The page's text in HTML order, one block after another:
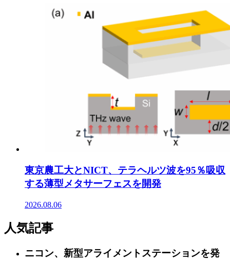
東京農工大とNICT、テラヘルツ波を95％吸収
する薄型メタサーフェスを開発
2026.08.06
人気記事
ニコン、新型アライメントステーションを発